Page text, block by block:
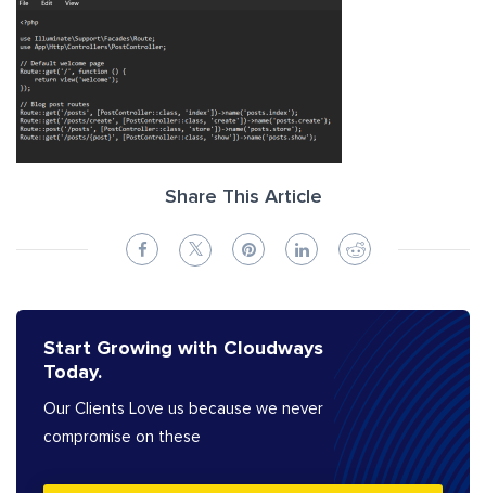
Share This Article
Start Growing with Cloudways
Today.
Our Clients Love us because we never
compromise on these